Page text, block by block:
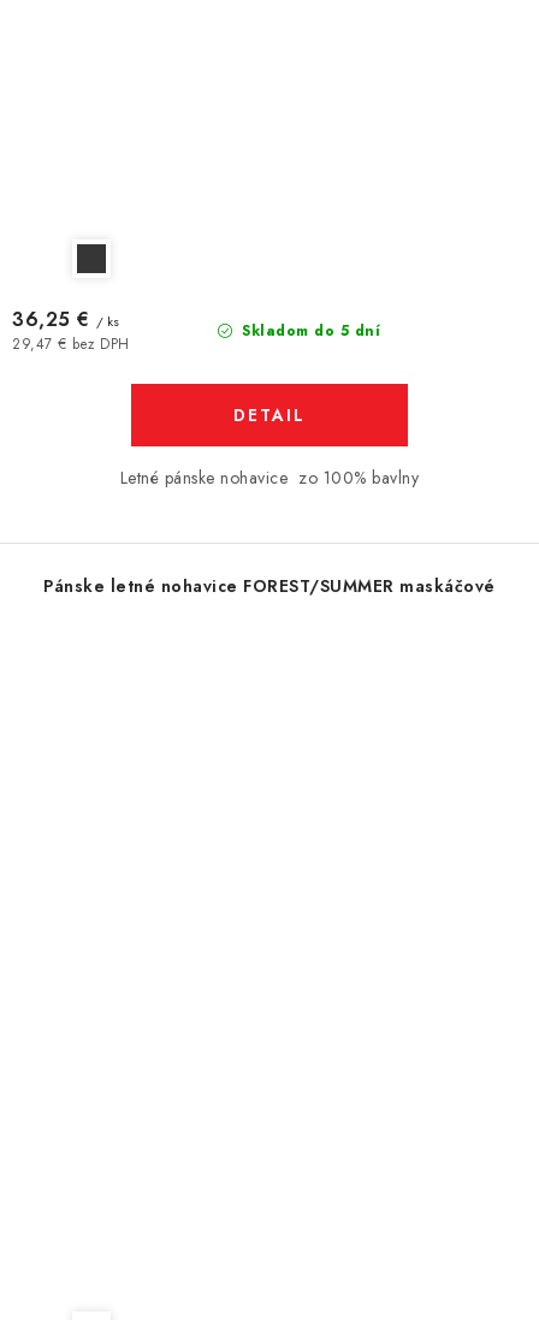
Skladom do 5 dní
29,47 € bez DPH
36,25 € / ks
DETAIL
Letné pánske nohavice zo 100% bavlny
Pánske letné nohavice FOREST/SUMMER maskáčové